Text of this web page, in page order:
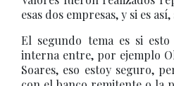
esas dos empresas, y si es
El segundo tema es si
interna entre, por ejemplo
Soares, eso estoy seguro,